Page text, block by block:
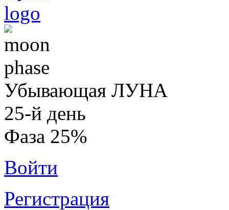
Убывающая ЛУНА
25-й день
Фаза 25%
Войти
Регистрация